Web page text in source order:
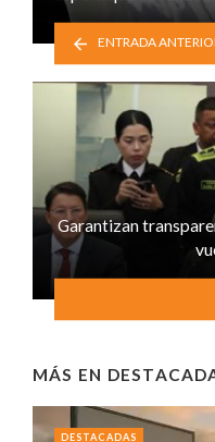
ENTRADA
Garantizan
MÁS EN
DESTACADAS